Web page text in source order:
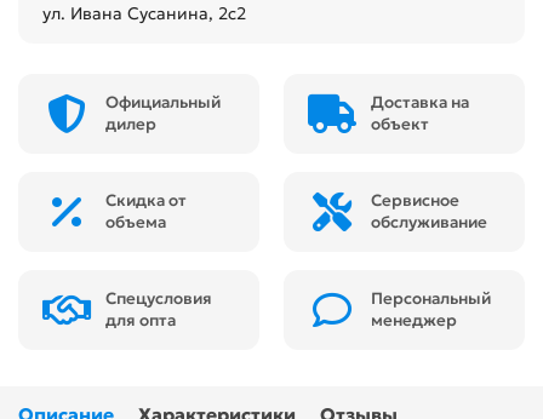
ул. Ивана Сусанина, 2с2
Официальный
дилер
Доставка на
объект
Скидка от
объема
Сервисное
обслуживание
Спецусловия
для опта
Персональный
менеджер